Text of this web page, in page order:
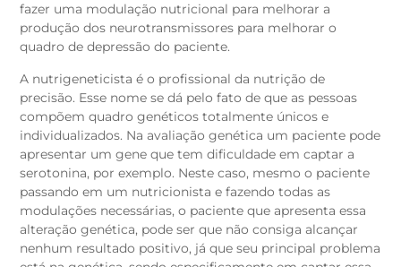
fazer uma modulação nutricional para melhorar a
produção dos neurotransmissores para melhorar o
quadro de depressão do paciente.
A nutrigeneticista é o profissional da nutrição de
precisão. Esse nome se dá pelo fato de que as pessoas
compõem quadro genéticos totalmente únicos e
individualizados. Na avaliação genética um paciente pode
apresentar um gene que tem dificuldade em captar a
serotonina, por exemplo. Neste caso, mesmo o paciente
passando em um nutricionista e fazendo todas as
modulações necessárias, o paciente que apresenta essa
alteração genética, pode ser que não consiga alcançar
nenhum resultado positivo, já que seu principal problema